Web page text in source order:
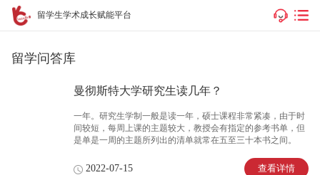
留学生学术成长赋能平台
留学问答库
曼彻斯特大学研究生读几年？
一年。研究生学制一般是读一年，硕士课程非常紧凑，由于时
间较短，每周上课的主题较大，教授会有指定的参考书单，但
是单是一周的主题所列出的清单就常在五至三十本书之间。
2022-07-15 查看详情